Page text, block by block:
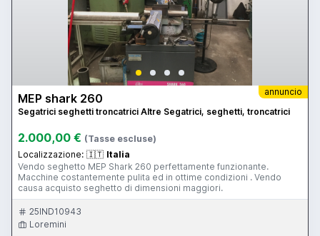
annuncio
MEP shark 260
Segatrici seghetti troncatrici Altre Segatrici, seghetti, troncatrici
2.000,00 € (Tasse escluse)
Localizzazione: 🇮🇹 Italia
Vendo seghetto MEP Shark 260 perfettamente funzionante.
Macchine costantemente pulita ed in ottime condizioni . Vendo
causa acquisto seghetto di dimensioni maggiori.
25IND10943
Loremini